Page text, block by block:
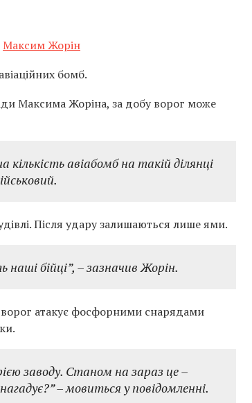
Максим Жорін
бомб.
Максима Жоріна, за добу ворог може
авіабомб на такій ділянці
Після удару залишаються лише ями.
бійці”, – зазначив Жорін.
атакує фосфорними снарядами
заводу. Станом на зараз це –
– мовиться у повідомленні.